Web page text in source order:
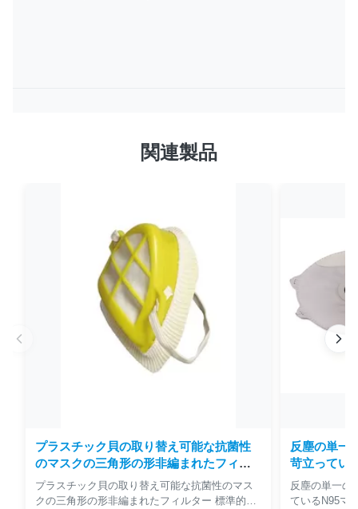
関連製品
プラスチック貝の取り替え可能な抗菌性
のマスクの三角形の形非編まれたフィル
ター
プラスチック貝の取り替え可能な抗菌性のマス
クの三角形の形非編まれたフィルター 標準的な
反塵の単一
苛立ってい
反塵の単一の
ているN95マ